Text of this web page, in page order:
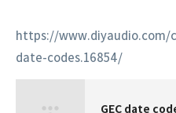
https://
date-codes.16854/
GEC date